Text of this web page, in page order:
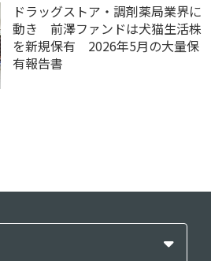
ドラッグストア・調剤薬局業界に
動き 前澤ファンドは犬猫生活株
を新規保有 2026年5月の大量保
有報告書